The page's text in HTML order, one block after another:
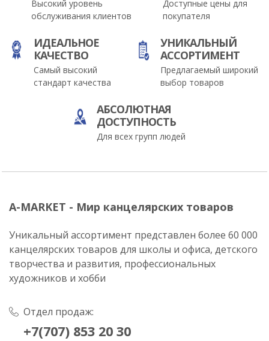
Высокий уровень
обслуживания клиентов
Доступные цены для
покупателя
ИДЕАЛЬНОЕ
КАЧЕСТВО
Самый высокий
стандарт качества
УНИКАЛЬНЫЙ
АССОРТИМЕНТ
Предлагаемый широкий
выбор товаров
АБСОЛЮТНАЯ
ДОСТУПНОСТЬ
Для всех групп людей
A-MARKET - Мир канцелярских товаров
Уникальный ассортимент представлен более 60 000
канцелярских товаров для школы и офиса, детского
творчества и развития, профессиональных
художников и хобби
Отдел продаж:
+7(707) 853 20 30